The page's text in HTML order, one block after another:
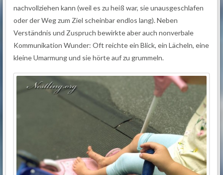
nachvollziehen kann (weil es zu heiß war, sie unausgeschlafen
oder der Weg zum Ziel scheinbar endlos lang). Neben
Verständnis und Zuspruch bewirkte aber auch nonverbale
Kommunikation Wunder: Oft reichte ein Blick, ein Lächeln, eine
kleine Umarmung und sie hörte auf zu grummeln.